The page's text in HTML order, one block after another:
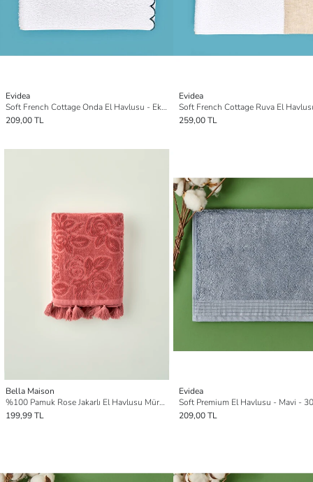
Evidea
Soft French Cottage Onda El Havlusu - Ekru / Siyah - 30x50 cm
209,00 TL
Evidea
259,00 TL
Bella Maison
%100 Pamuk Rose Jakarlı El Havlusu Mürdüm (30x50 cm)
199,99 TL
Evidea
Soft Premium El Havlusu - Mavi -
209,00 TL